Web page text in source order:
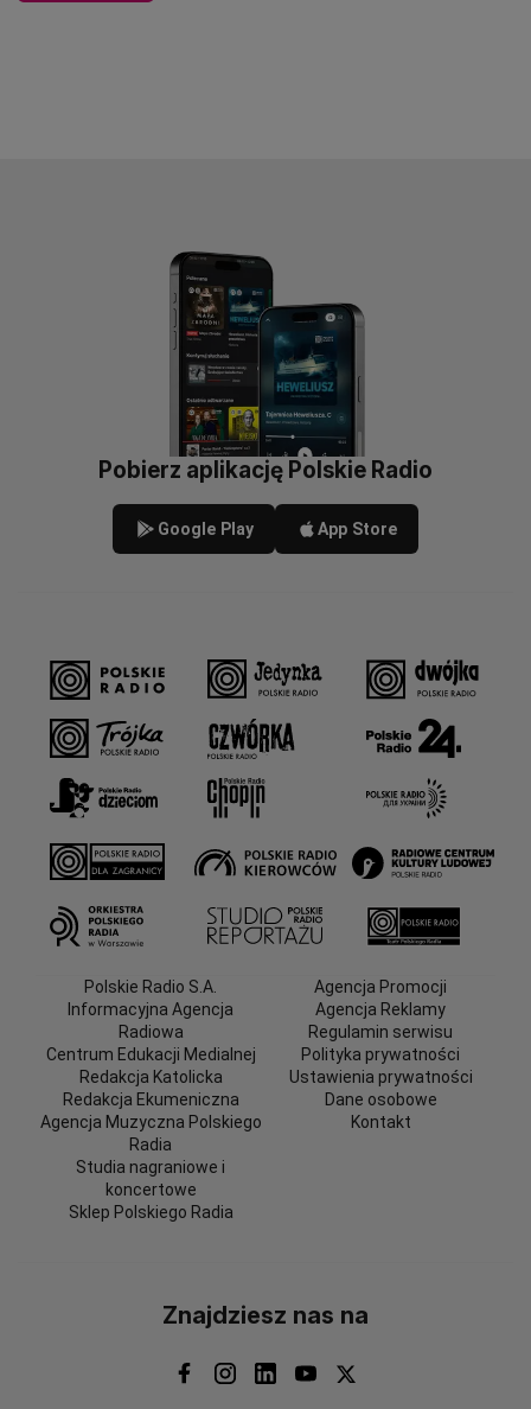
Pobierz aplikację Polskie Radio
Google Play App Store
Polskie Radio S.A.
Informacyjna Agencja
Radiowa
Centrum Edukacji Medialnej
Redakcja Katolicka
Redakcja Ekumeniczna
Agencja Muzyczna Polskiego
Radia
Studia nagraniowe i
koncertowe
Sklep Polskiego Radia
Agencja Promocji
Agencja Reklamy
Regulamin serwisu
Polityka prywatności
Ustawienia prywatności
Dane osobowe
Kontakt
Znajdziesz nas na